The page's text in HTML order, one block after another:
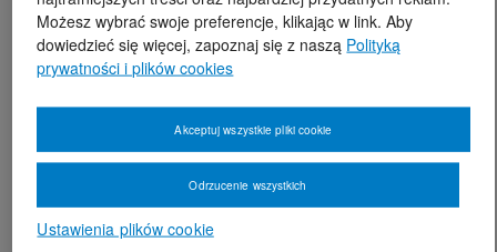
Możesz wybrać swoje preferencje, klikając w link. Aby
dowiedzieć się więcej, zapoznaj się z naszą Polityką
prywatności i plików cookies
Ustawienia plików cookie
Odrzucenie wszystkich
Akceptuj wszystkie pliki cookie